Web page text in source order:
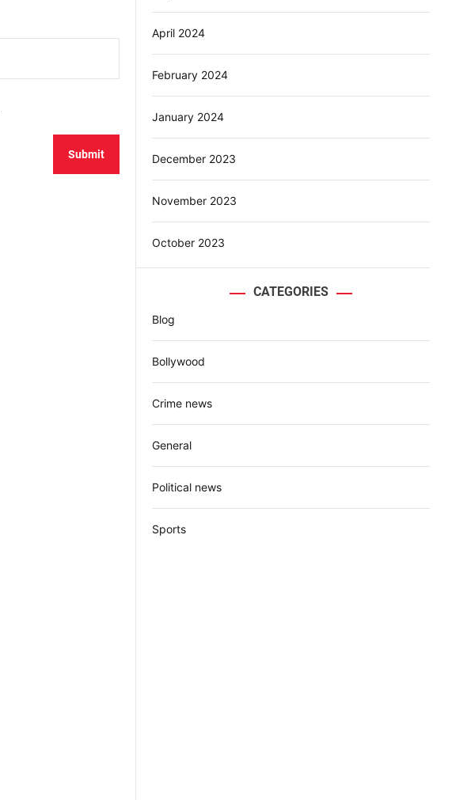
April 2024
February 2024
January 2024
December 2023
November 2023
October 2023
CATEGORIES
Blog
Bollywood
Crime news
General
Political news
Sports